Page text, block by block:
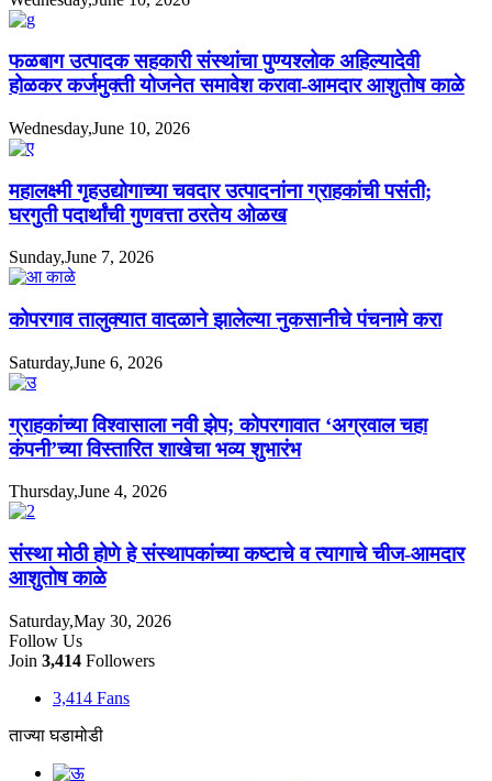
फळबाग उत्पादक सहकारी संस्थांचा पुण्यश्लोक अहिल्यादेवी
होळकर कर्जमुक्ती योजनेत समावेश करावा-आमदार आशुतोष काळे
Wednesday,June 10, 2026
महालक्ष्मी गृहउद्योगाच्या चवदार उत्पादनांना ग्राहकांची पसंती;
घरगुती पदार्थांची गुणवत्ता ठरतेय ओळख
Sunday,June 7, 2026
कोपरगाव तालुक्यात वादळाने झालेल्या नुकसानीचे पंचनामे करा
Saturday,June 6, 2026
ग्राहकांच्या विश्वासाला नवी झेप; कोपरगावात ‘अग्रवाल चहा
कंपनी’च्या विस्तारित शाखेचा भव्य शुभारंभ
Thursday,June 4, 2026
संस्था मोठी होणे हे संस्थापकांच्या कष्टाचे व त्यागाचे चीज-आमदार
आशुतोष काळे
Saturday,May 30, 2026
Follow Us
Join 3,414 Followers
3,414 Fans
ताज्या घडामोडी